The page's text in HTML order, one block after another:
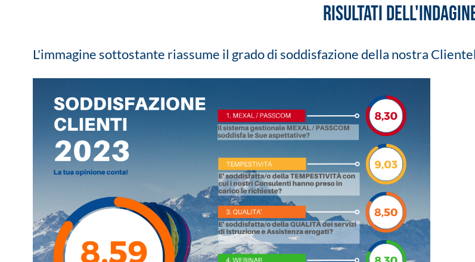
Risultati
L'immagine sottostante riassume il grado di soddisfazione della nostra